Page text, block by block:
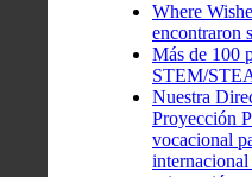
Where
encontraron
Más de 100
STEM/
Nuestra
Proyección
vocacional
internacional